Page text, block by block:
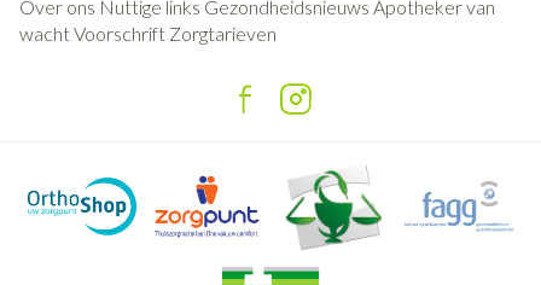
Over ons Nuttige links Gezondheidsnieuws Apotheker van
wachtVoorschrift Zorgtarieven